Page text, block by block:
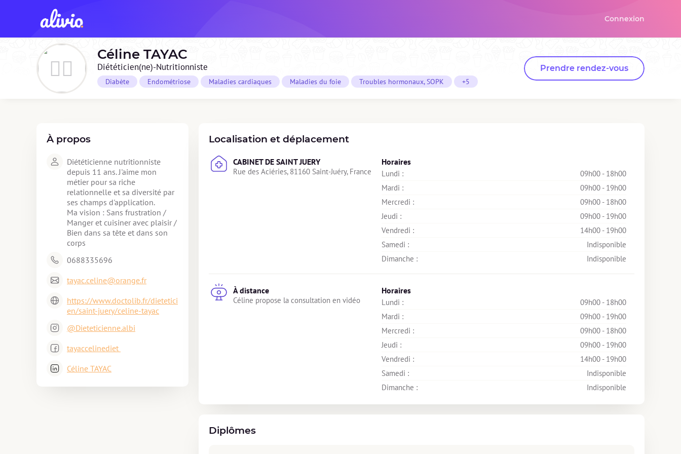
Connexion
Céline TAYAC
Diététicien(ne)-Nutritionniste
Diabète Endométriose Maladies cardiaques Maladies du foie Troubles hormonaux, SOPK +5
Prendre rendez-vous
À propos
Diététicienne nutritionniste
depuis 11 ans. J'aime mon
métier pour sa riche
relationnelle et sa diversité par
ses champs d'application.
Ma vision : Sans frustration /
Manger et cuisiner avec plaisir /
Bien dans sa tête et dans son
corps
0688335696
tayac.celine@orange.fr
https://www.doctolib.fr/dietetici
en/saint-juery/celine-tayac
@Dieteticienne.albi
tayaccelinediet
Céline TAYAC
Localisation et déplacement
CABINET DE SAINT JUERY
Rue des Aciéries, 81160 Saint-Juéry, France
Horaires
Lundi :
09h00 - 18h00
Mardi :
09h00 - 19h00
Mercredi :
09h00 - 18h00
Jeudi :
09h00 - 19h00
Vendredi :
14h00 - 19h00
Samedi :
Indisponible
Dimanche :
Indisponible
À distance
Céline propose la consultation en vidéo
Horaires
Lundi :
09h00 - 18h00
Mardi :
09h00 - 19h00
Mercredi :
09h00 - 18h00
Jeudi :
09h00 - 19h00
Vendredi :
14h00 - 19h00
Samedi :
Indisponible
Dimanche :
Indisponible
Diplômes